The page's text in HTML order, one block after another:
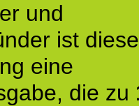
und
ist diese
eine
die zu